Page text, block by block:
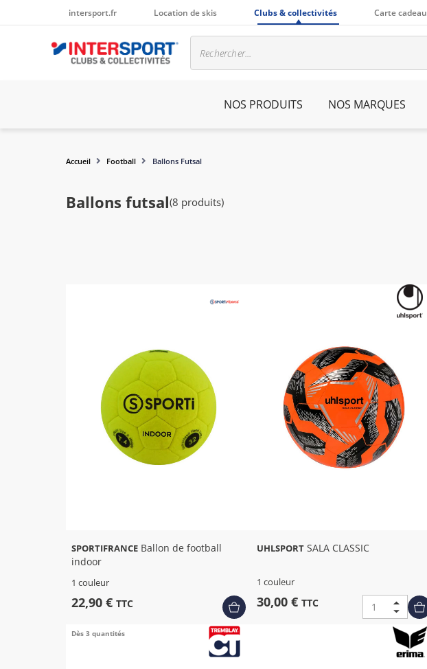
intersport.fr Location de skis Clubs & collectivités Carte cadeau
NOS PRODUITS NOS MARQUES
Accueil Football Ballons Futsal
Ballons futsal(8 produits)
SPORTIFRANCE
indoor
1 couleur
22,90 € TTC
UHLSPORT SALA CLASSIC
1 couleur
30,00 € TTC
Dès 3 quantités